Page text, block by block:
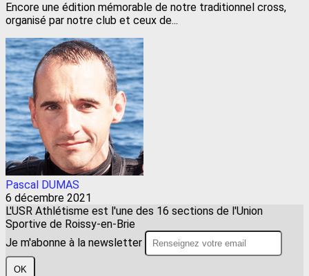
Encore une édition mémorable de notre traditionnel cross,
organisé par notre club et ceux de...
Pascal DUMAS
6 décembre 2021
L'USR Athlétisme est l'une des 16 sections de l'Union
Sportive de Roissy-en-Brie
Je m'abonne à la newsletter
OK